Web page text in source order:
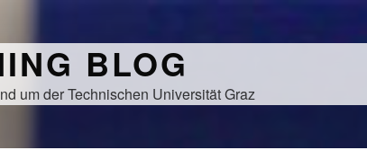
BLOG
um der Technischen Universität Graz